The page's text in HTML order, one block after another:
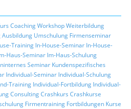
CoachingWorkshopWeiterbildung
Ausbildung Umschulung Firmenseminar
Training In-House-Seminar In-House-
Haus-Seminar Im-Haus-Schulung
Seminar Kundenspezifisches
Individual-Seminar Individual-Schulung
Training Individual-Fortbildung Individual-
ConsultingCrashkurs Crashkurse
Firmentraining Fortbildungen Kurse